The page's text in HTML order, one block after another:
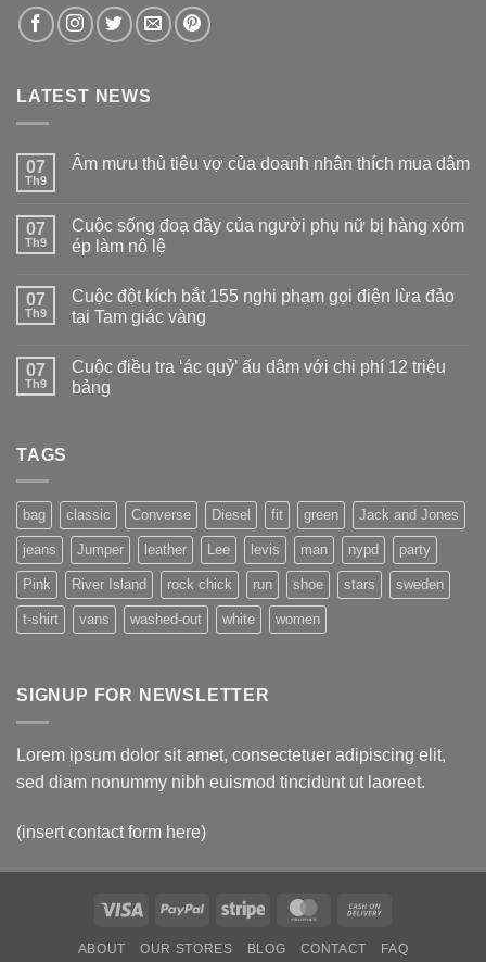
LATEST NEWS
07
Th9
Âm mưu thủ tiêu vợ của doanh nhân thích mua dâm
luận
ở
Âm
tiêu
vợ
của
thích
mua
dâm
07
Th9
Cuộc sống đoạ đầy của người phụ nữ bị hàng xóm
ép làm nô lệ
bình
luận
ở
đoạ
đầy
của
làm
nô
lệ
07
Th9
Cuộc đột kích bắt 155 nghi phạm gọi điện lừa đảo
tại Tam giác vàng
bình
luận
ở
gọi
điện
lừa
đảo
tại
Tam
giác
vàng
07
Th9
Cuộc điều tra ‘ác quỷ’ ấu dâm với chi phí 12 triệu
bảng
tra
‘ác
quỷ’
ấu
dâm
với
chi
phí
12
triệu
TAGS
bag classic Converse Diesel fit green Jack and Jones
jeans Jumper leather Lee levis man nypd party
Pink River Island rock chick run shoe stars sweden
t-shirt vans washed-out white women
SIGNUP FOR NEWSLETTER
Lorem ipsum dolor sit amet, consectetuer adipiscing elit,
sed diam nonummy nibh euismod tincidunt ut laoreet.
(insert contact form here)
Visa PayPal Stripe MasterCard
Delivery
ABOUT OUR STORES BLOG CONTACT FAQ